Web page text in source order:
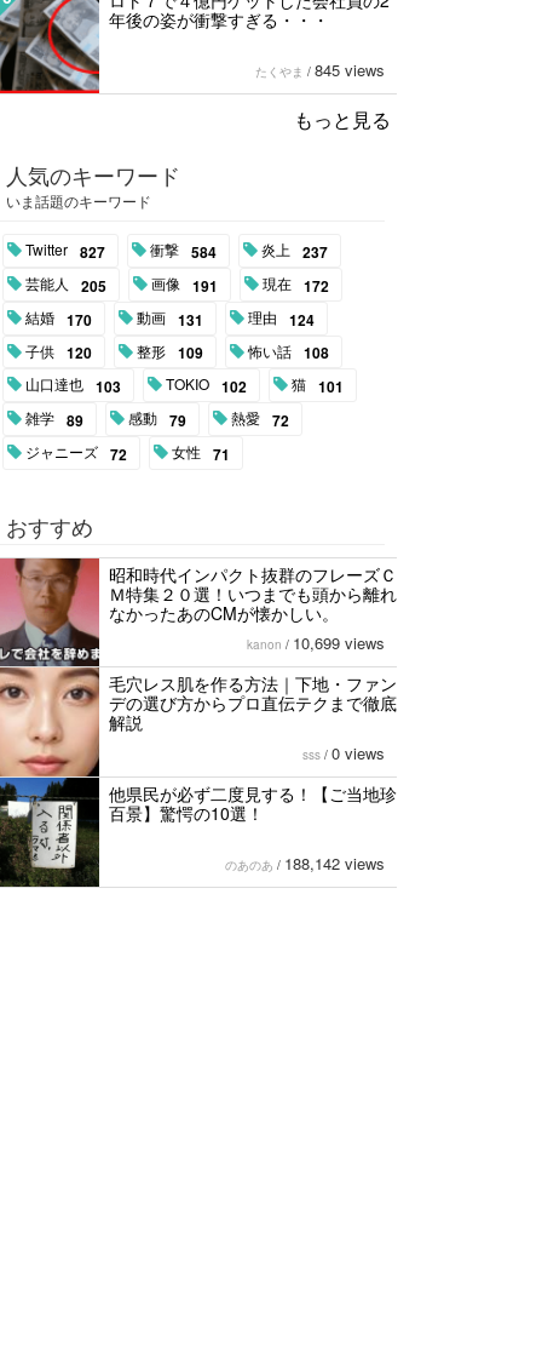
年後の姿が衝撃すぎる・・・
たくやま / 845 views
もっと見る
人気のキーワード
いま話題のキーワード
Twitter 827 衝撃 584 炎上 237
芸能人 205 画像 191 現在 172
結婚 170 動画 131 理由 124
子供 120 整形 109 怖い話 108
山口達也 103 TOKIO 102 猫 101
雑学 89 感動 79 熱愛 72
ジャニーズ 72 女性 71
おすすめ
昭和時代インパクト抜群のフレーズＣ
Ｍ特集２０選！いつまでも頭から離れ
なかったあのCMが懐かしい。
kanon / 10,699 views
毛穴レス肌を作る方法｜下地・ファン
デの選び方からプロ直伝テクまで徹底
解説
sss / 0 views
他県民が必ず二度見する！【ご当地珍
百景】驚愕の10選！
のあのあ / 188,142 views